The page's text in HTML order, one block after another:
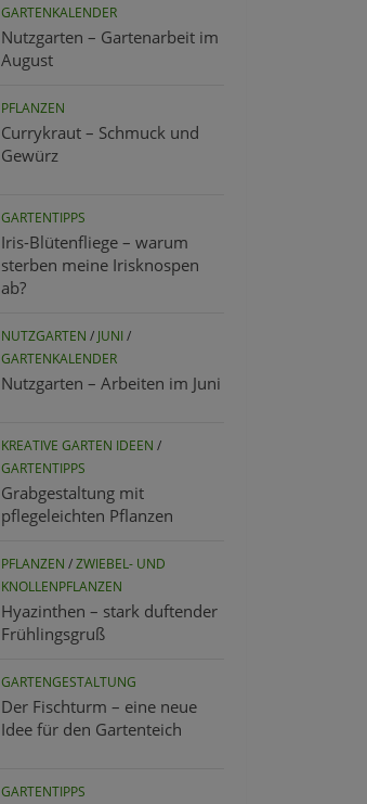
GARTENKALENDER
Nutzgarten – Gartenarbeit im
August
PFLANZEN
Currykraut – Schmuck und
Gewürz
GARTENTIPPS
Iris-Blütenfliege – warum
sterben meine Irisknospen
ab?
NUTZGARTEN / JUNI /
GARTENKALENDER
Nutzgarten – Arbeiten im Juni
KREATIVE GARTEN IDEEN /
GARTENTIPPS
Grabgestaltung mit
pflegeleichten Pflanzen
PFLANZEN /ZWIEBEL- UND
KNOLLENPFLANZEN
Hyazinthen – stark duftender
Frühlingsgruß
GARTENGESTALTUNG
Der Fischturm – eine neue
Idee für den Gartenteich
GARTENTIPPS